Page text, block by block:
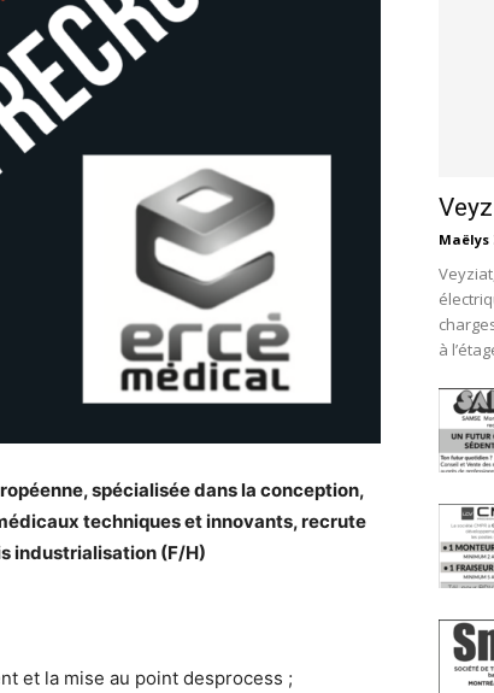
spécialisée dans la conception,
techniques et innovants, recrute
industrialisation (F/H)
et la mise au point desprocess ;
Maëlys
à